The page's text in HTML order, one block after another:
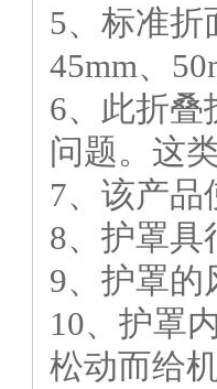
5、标准折
45mm、
6、此折叠
问题。这
7、该产
8、护罩具
9、护罩的
10、护罩
松动而给